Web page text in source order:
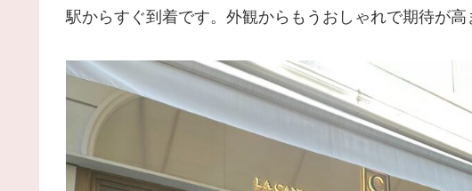
駅からすぐ到着です。外観からもうおしゃれで期待が高